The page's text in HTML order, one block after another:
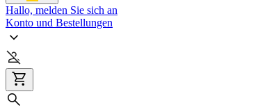
Hallo, melden Sie sich an
Konto und Bestellungen